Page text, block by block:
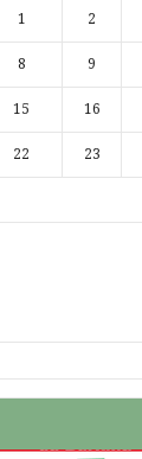
1 2
8 9
15 16
22 23